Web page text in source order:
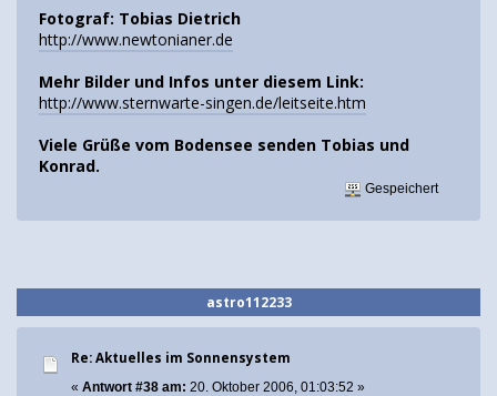
Fotograf: Tobias Dietrich
http://www.newtonianer.de
Mehr Bilder und Infos unter diesem Link:
http://www.sternwarte-singen.de/leitseite.htm
Viele Grüße vom Bodensee senden Tobias und
Konrad.
Gespeichert
astro112233
Re: Aktuelles im Sonnensystem
« Antwort #38 am: 20. Oktober 2006, 01:03:52 »